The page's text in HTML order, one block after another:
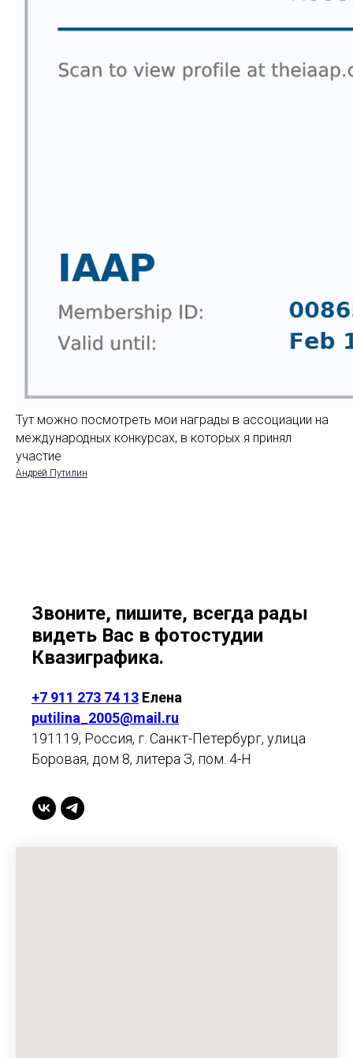
Тут можно посмотреть мои награды в ассоциации на
международных конкурсах, в которых я принял
участие
Андрей Путилин
Звоните, пишите, всегда рады
видеть Вас в фотостудии
Квазиграфика.
+7 911 273 74 13 Елена
putilina_2005@mail.ru
191119, Россия, г. Санкт-Петербург, улица
Боровая, дом 8, литера З, пом. 4-Н